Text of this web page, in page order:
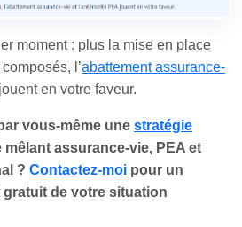
moment : plus la mise en place
l’abattement assurance-
en votre faveur.
vous-même une stratégie
assurance-vie, PEA et
? Contactez-moi pour un
de votre situation